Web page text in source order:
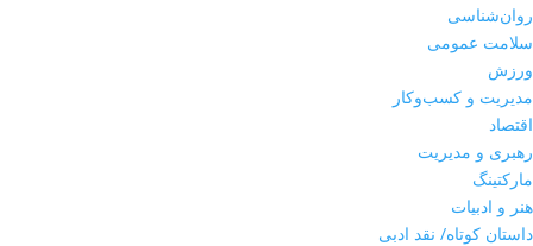
روان‌شناسی
سلامت عمومی
ورزش
مدیریت و کسب‌وکار
اقتصاد
رهبری و مدیریت
مارکتینگ
هنر و ادبیات
داستان کوتاه/ نقد ادبی